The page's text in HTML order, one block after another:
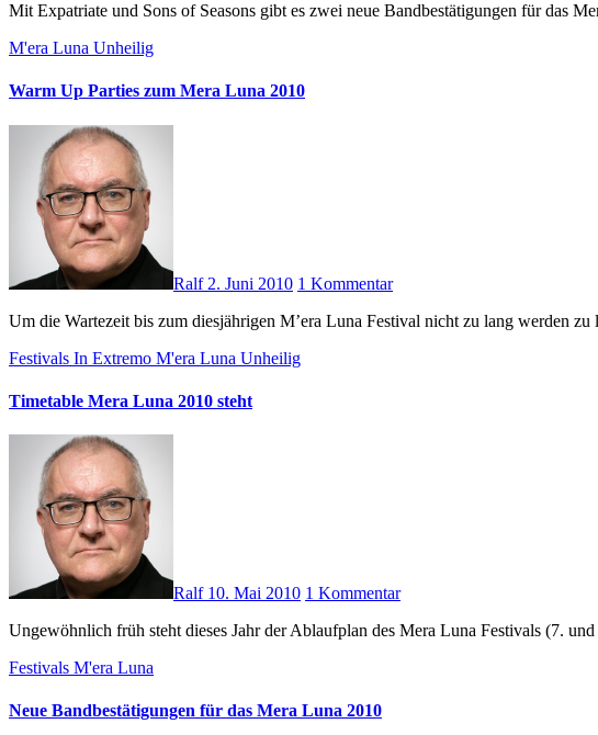
Mit Expatriate und Sons of Seasons gibt es zwei neue Bandbestätigungen für
M'era Luna Unheilig
Warm Up Parties zum Mera Luna 2010
Ralf 2. Juni 2010 1 Kommentar
Um die Wartezeit bis zum diesjährigen M’era Luna Festival nicht zu lang werden
Festivals In Extremo M'era Luna Unheilig
Timetable Mera Luna 2010 steht
Ralf 10. Mai 2010 1 Kommentar
Ungewöhnlich früh steht dieses Jahr der Ablaufplan des Mera Luna Festivals (7.
Festivals M'era Luna
Neue Bandbestätigungen für das Mera Luna 2010